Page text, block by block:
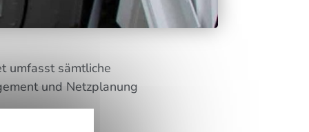
umfasst sämt­li­che
und Netz­pla­nung